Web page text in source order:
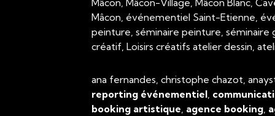
Mâcon, Mâcon-Village, Mâcon Blanc,
Mâcon, événementiel Saint-Etienne,
peinture, séminaire peinture,
créatif, Loisirs créatifs atelier dessin,
ana fernandes, christophe chazot,
reporting événementiel,
booking artistique, agence booking,